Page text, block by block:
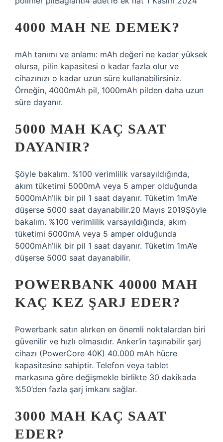
4000 MAH NE DEMEK?
mAh tanımı ve anlamı: mAh değeri ne kadar yüksek
olursa, pilin kapasitesi o kadar fazla olur ve
cihazınızı o kadar uzun süre kullanabilirsiniz.
Örneğin, 4000mAh pil, 1000mAh pilden daha uzun
süre dayanır.
5000 MAH KAÇ SAAT
DAYANIR?
Şöyle bakalım. %100 verimlilik varsayıldığında,
akım tüketimi 5000mA veya 5 amper olduğunda
5000mAh’lik bir pil 1 saat dayanır. Tüketim 1mA’e
düşerse 5000 saat dayanabilir.20 Mayıs 2019Şöyle
bakalım. %100 verimlilik varsayıldığında, akım
tüketimi 5000mA veya 5 amper olduğunda
5000mAh’lik bir pil 1 saat dayanır. Tüketim 1mA’e
düşerse 5000 saat dayanabilir.
POWERBANK 40000 MAH
KAÇ KEZ ŞARJ EDER?
Powerbank satın alırken en önemli noktalardan biri
güvenilir ve hızlı olmasıdır. Anker’in taşınabilir şarj
cihazı (PowerCore 40K) 40.000 mAh hücre
kapasitesine sahiptir. Telefon veya tablet
markasına göre değişmekle birlikte 30 dakikada
%50’den fazla şarj imkanı sağlar.
3000 MAH KAÇ SAAT
EDER?